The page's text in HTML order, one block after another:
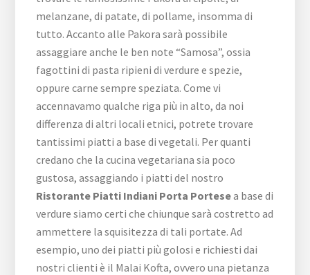
melanzane, di patate, di pollame, insomma di
tutto. Accanto alle Pakora sarà possibile
assaggiare anche le ben note “Samosa”, ossia
fagottini di pasta ripieni di verdure e spezie,
oppure carne sempre speziata. Come vi
accennavamo qualche riga più in alto, da noi
differenza di altri locali etnici, potrete trovare
tantissimi piatti a base di vegetali. Per quanti
credano che la cucina vegetariana sia poco
gustosa, assaggiando i piatti del nostro
Ristorante Piatti Indiani Porta Portesea base di
verdure siamo certi che chiunque sarà costretto ad
ammettere la squisitezza di tali portate. Ad
esempio, uno dei piatti più golosi e richiesti dai
nostri clienti è il Malai Kofta, ovvero una pietanza